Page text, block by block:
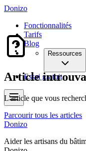
Donizo
Fonctionnalités
Tarifs
Blog
Ressources
Essai gratuit
Article
L'article que vous
Parcourir tous les articles
Donizo
Aider les artisans du